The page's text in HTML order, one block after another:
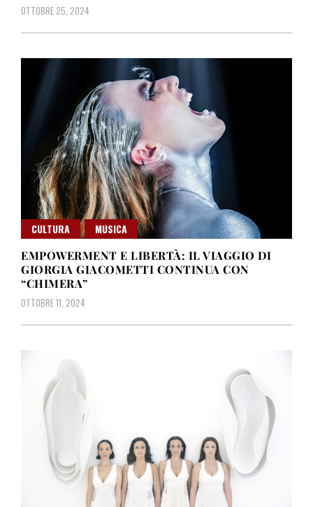
OTTOBRE 25, 2024
CULTURA
MUSICA
EMPOWERMENT E LIBERTÀ: IL VIAGGIO DI
GIORGIA GIACOMETTI CONTINUA CON
“CHIMERA”
OTTOBRE 11, 2024